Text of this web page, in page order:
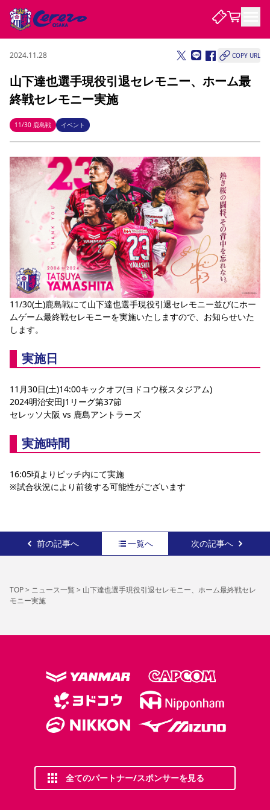
試合・チーム
試合について
試合日程 / 結果 順位表
チームについて
選手・スタッフ スケジュール メディア情報 アクセス
レディース
アカデミー
ハナサカプレーヤー 歴代所属選手
観戦する
チケット
チケット情報 販売スケジュール 価格・席種 購入方法
シーズンシート
法人シーズンシート 福祉サービス 団体チケット
特定興行入場券 譲渡サービス リセールサービス
観戦ガイド
初めて観戦ガイド キッズ向けサービス グルメ マッチデープログラム
観戦マナー&ルール ビジターサポーター観戦ガイド 公式アプリ
スタジアム
YANMAR HANASAKA STADIUM
DAZNで観戦
DAZNで観戦
アウェイツアー
よくある質問
よくある質問
クラブを知る
セレッソ大阪について
クラブ紹介 沿革 シーズン記録 求人情報
サポートする
パートナー企業募集中 セレッソ大阪VISAカード サポートスタッフ
セレッソアイデアちょうだいな 応援商店街
Lise（ライセンスビジネス）
サステナビリティ
サステナビリティポリシー SDGsのゴール
インパクトレポート
活動レポート
SPORT POSITIVE LEAGUES 取り組み実績
スポーツクラブ
関連団体/施設
長居公園 セレッソフットサルパーク
セレッソスポーツパーク舞洲 YANMAR HANASAKA STADIUM
大人のサッカースクール
ファンクラブ
ファンクラブ
SAKURA SOCIO SAKURA POINT Program 招待券引換方法
先行入場
まいセレチケット 会員規定 婚姻届・出生届・命名書
ニュース
ニュース
すべて チーム グッズ チケット イベント
ファンクラブ
ホームタウン パートナー スポーツクラブ メディア 30周年
レディース
アカデミー
2024.11.28 COPY URL
山下達也選手現役引退セレモニー、ホーム最
終戦セレモニー実施
11/30 鹿島戦 イベント
11/30(土)鹿島戦にて山下達也選手現役引退セレモニー並びにホー
ムゲーム最終戦セレモニーを実施いたしますので、お知らせいた
します。
実施日
11月30日(土)14:00キックオフ(ヨドコウ桜スタジアム)
2024明治安田J1リーグ第37節
セレッソ大阪 vs 鹿島アントラーズ
実施時間
16:05頃よりピッチ内にて実施
※試合状況により前後する可能性がございます
前の記事へ 一覧へ 次の記事へ
TOP> ニュース一覧> 山下達也選手現役引退セレモニー、ホーム最終戦セレ
モニー実施
全てのパートナー/スポンサーを見る